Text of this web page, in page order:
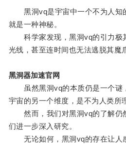
黑洞vq是宇宙中一个不为人知
就是一种神秘。
科学家发现，黑洞vq的引力极
光线，甚至连时间也无法逃脱其魔
黑洞器加速官网
虽然黑洞vq的本质仍是一个谜
宇宙的另一个维度，是不为人类所
然而，我们对黑洞vq的了解仍
们进一步深入研究。
无论如何，黑洞vq的存在让人